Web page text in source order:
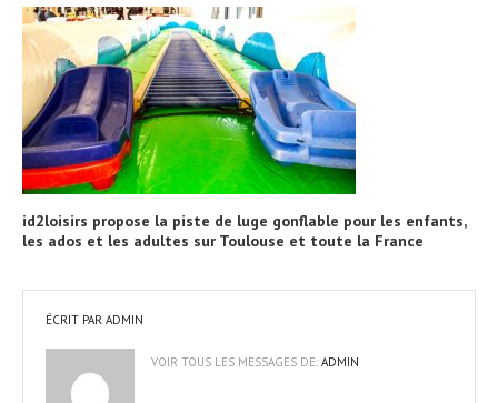
id2loisirs propose la piste de luge gonflable pour les enfants,
les ados et les adultes sur Toulouse et toute la France
ÉCRIT PAR ADMIN
VOIR TOUS LES MESSAGES DE: ADMIN